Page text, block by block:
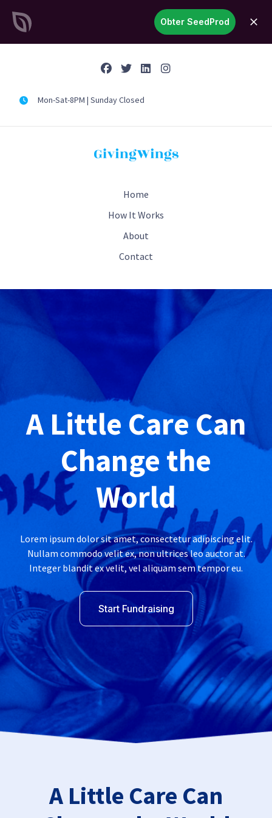
SeedProd
Obter SeedProd
Crie sites e páginas incríveis
no WordPress em tempo
recorde
Comece agora
Empresa
Sobre
Carreiras
Imprensa
Afiliados
Blog
Contato
Recursos